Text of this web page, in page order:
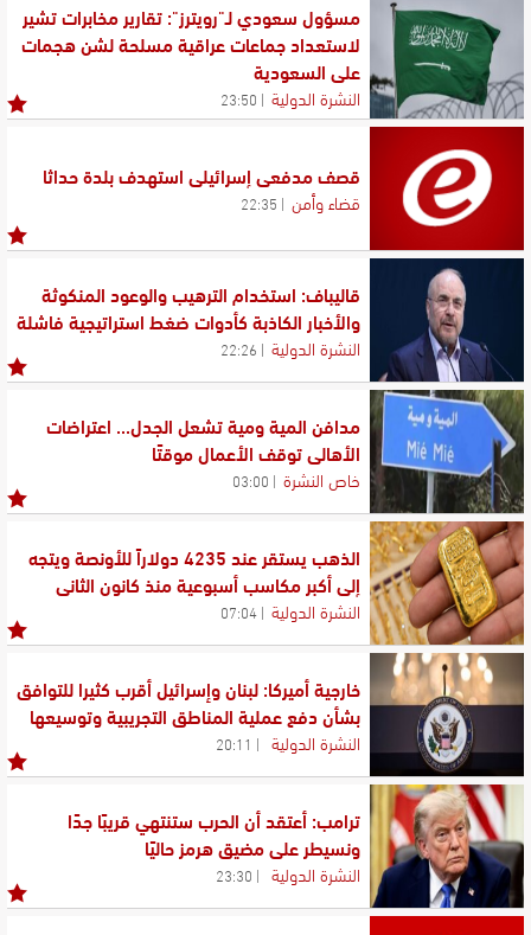
مسؤول سعودي لـ"رويترز": تقارير مخابرات تشير
لاستعداد جماعات عراقية مسلحة لشن هجمات
على السعودية
النشرة الدولية 23:50
قصف مدفعي إسرائيلي استهدف بلدة حداثا
قضاء وأمن 22:35
قاليباف: استخدام الترهيب والوعود المنكوثة
والأخبار الكاذبة كأدوات ضغط استراتيجية فاشلة
النشرة الدولية 22:26
مدافن المية ومية تشعل الجدل... اعتراضات
الأهالي توقف الأعمال موقتًا
خاص النشرة 03:00
الذهب يستقر عند 4235 دولاراً للأونصة ويتجه
إلى أكبر مكاسب أسبوعية منذ كانون الثاني
النشرة الدولية 07:04
خارجية أميركا: لبنان وإسرائيل أقرب كثيرا للتوافق
بشأن دفع عملية المناطق التجريبية وتوسيعها
النشرة الدولية 20:11
ترامب: أعتقد أن الحرب ستنتهي قريبًا جدًا
ونسيطر على مضيق هرمز حاليًا
النشرة الدولية 23:30